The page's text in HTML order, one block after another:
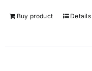
Buy product Details